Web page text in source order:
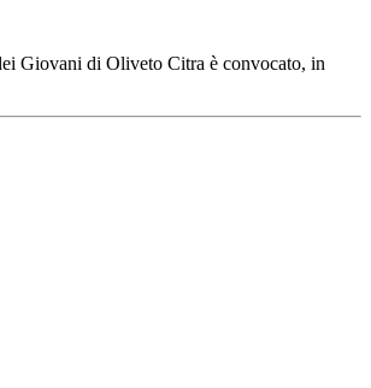
Giovani di Oliveto Citra è convocato, in